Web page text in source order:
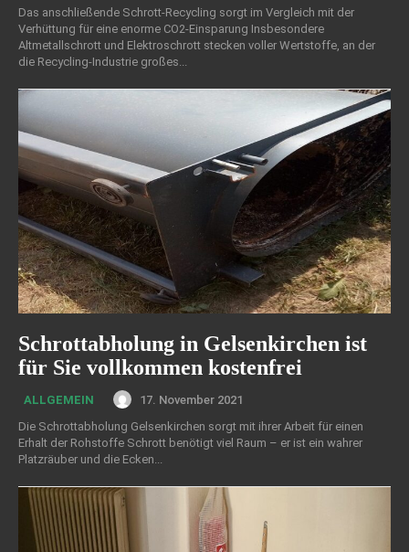
Das anschließende Schrott-Recycling sorgt im Vergleich mit der
Verhüttung für eine enorme CO2-Einsparung Insbesondere
Altmetallschrott und Elektroschrott stecken voller Wertstoffe, an der
die Recycling-Industrie großes...
Schrottabholung in Gelsenkirchen ist
für Sie vollkommen kostenfrei
ALLGEMEIN
17. November 2021
Die Schrottabholung Gelsenkirchen sorgt mit ihrer Arbeit für einen
Erhalt der Rohstoffe Schrott benötigt viel Raum – er ist ein wahrer
Platzräuber und die Ecken...